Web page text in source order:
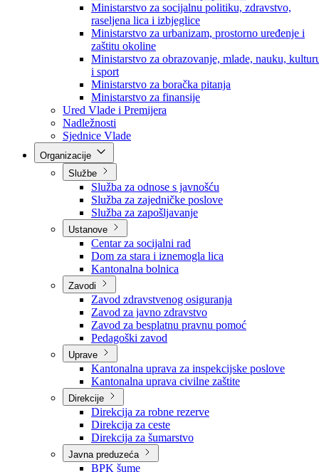
Ministarstvo za privredu
Ministarstvo za pravosuđe, upravu i radne odnose
Ministarstvo za unutrašnje poslove
Ministarstvo za socijalnu politiku, zdravstvo,
raseljena lica i izbjeglice
Ministarstvo za urbanizam, prostorno uređenje i
zaštitu okoline
Ministarstvo za obrazovanje, mlade, nauku,
i sport
Ministarstvo za boračka pitanja
Ministarstvo za finansije
Ured Vlade i Premijera
Nadležnosti
Sjednice Vlade
Službe
Služba za odnose s javnošću
Služba za zajedničke poslove
Služba za zapošljavanje
Ustanove
Centar za socijalni rad
Dom za stara i iznemogla lica
Kantonalna bolnica
Zavodi
Zavod zdravstvenog osiguranja
Zavod za javno zdravstvo
Zavod za besplatnu pravnu pomoć
Pedagoški zavod
Uprave
Kantonalna uprava za inspekcijske poslove
Kantonalna uprava civilne zaštite
Direkcije
Direkcija za robne rezerve
Direkcija za ceste